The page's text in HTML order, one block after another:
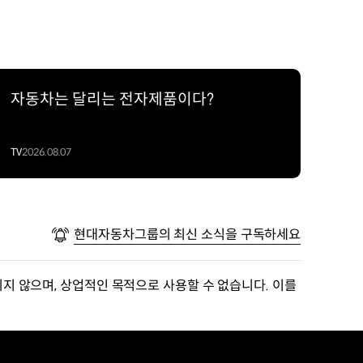
자동차는 달리는 전자제품이다?
TV2026.08.07
현대자동차그룹의 최신 소식을 구독하세요
않으며, 상업적인 목적으로 사용할 수 없습니다. 이를